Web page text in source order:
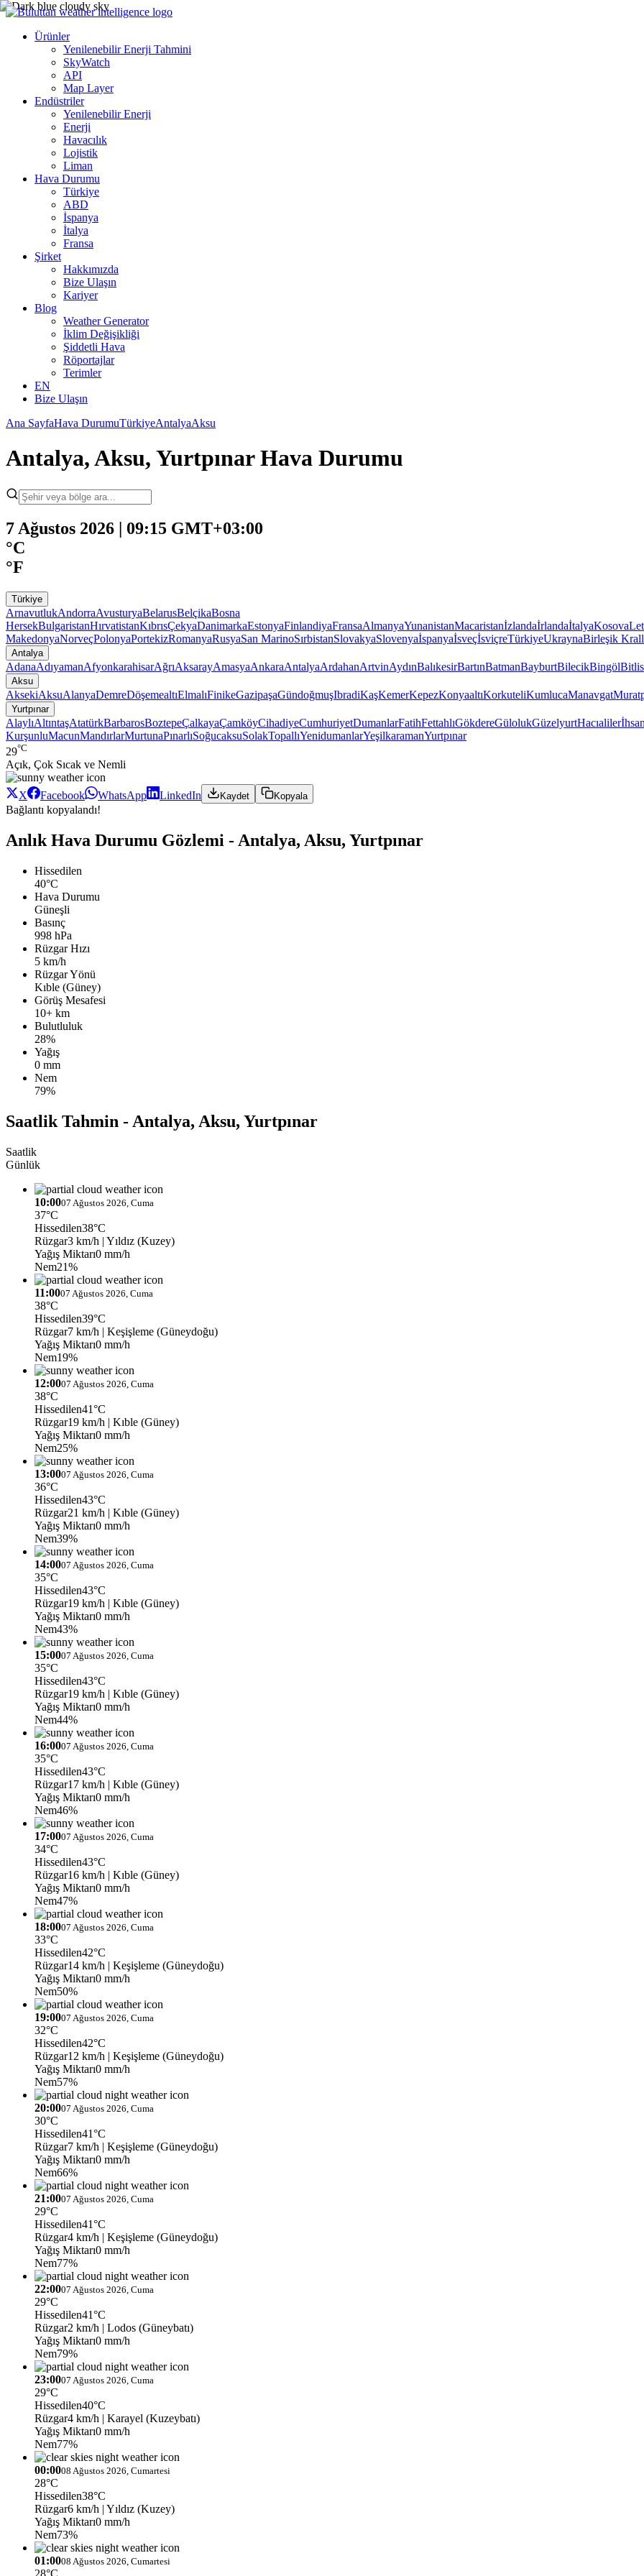
Ürünler
Yenilenebilir Enerji Tahmini
SkyWatch
API
Map Layer
Endüstriler
Yenilenebilir Enerji
Enerji
Havacılık
Lojistik
Liman
Hava Durumu
Türkiye
ABD
İspanya
İtalya
Fransa
Şirket
Hakkımızda
Bize Ulaşın
Kariyer
Blog
Weather Generator
İklim Değişikliği
Şiddetli Hava
Röportajlar
Terimler
EN
Bize Ulaşın
Ana SayfaHava DurumuTürkiyeAntalyaAksu
Antalya, Aksu, Yurtpınar Hava Durumu
7 Ağustos 2026 | 09:15 GMT+03:00
°C
°F
Türkiye
ArnavutlukAndorraAvusturyaBelarusBelçikaBosna
HersekBulgaristanHırvatistanKıbrısÇekyaDanimarkaEstonyaFinlandiyaFransaAlmanyaYunanistanMacaristanİzlandaİrlandaİtalyaKosova
MakedonyaNorveçPolonyaPortekizRomanyaRusyaSan MarinoSırbistanSlovakyaSlovenyaİspanyaİsveçİsviçreTürkiyeUkraynaBirleşik
Antalya
AdanaAdıyamanAfyonkarahisarAğrıAksarayAmasyaAnkaraAntalyaArdahanArtvinAydınBalıkesirBartınBatmanBayburtBilecikBingölBitlis
Aksu
AksekiAksuAlanyaDemreDöşemealtıElmalıFinikeGazipaşaGündoğmuşIbradiKaşKemerKepezKonyaaltıKorkuteliKumlucaManavgat
Yurtpınar
AlaylıAltıntaşAtatürkBarbarosBoztepeÇalkayaÇamköyCihadiyeCumhuriyetDumanlarFatihFettahlıGökdereGülolukGüzelyurtHacıaliler
KurşunluMacunMandırlarMurtunaPınarlıSoğucaksuSolakTopallıYenidumanlarYeşilkaramanYurtpınar
29°C
Açık, Çok Sıcak ve Nemli
X Facebook WhatsApp LinkedIn Kaydet Kopyala
Bağlantı kopyalandı!
Anlık Hava Durumu Gözlemi - Antalya, Aksu, Yurtpınar
Hissedilen
40°C
Hava Durumu
Güneşli
Basınç
998 hPa
Rüzgar Hızı
5 km/h
Rüzgar Yönü
Kıble (Güney)
Görüş Mesafesi
10+ km
Bulutluluk
28%
Yağış
0 mm
Nem
79%
Saatlik Tahmin - Antalya, Aksu, Yurtpınar
Saatlik
Günlük
10:0007 Ağustos 2026, Cuma
37°C
Hissedilen38°C
Rüzgar3 km/h | Yıldız (Kuzey)
Yağış Miktarı0 mm/h
Nem21%
11:0007 Ağustos 2026, Cuma
38°C
Hissedilen39°C
Rüzgar7 km/h | Keşişleme (Güneydoğu)
Yağış Miktarı0 mm/h
Nem19%
12:0007 Ağustos 2026, Cuma
38°C
Hissedilen41°C
Rüzgar19 km/h | Kıble (Güney)
Yağış Miktarı0 mm/h
Nem25%
13:0007 Ağustos 2026, Cuma
36°C
Hissedilen43°C
Rüzgar21 km/h | Kıble (Güney)
Yağış Miktarı0 mm/h
Nem39%
14:0007 Ağustos 2026, Cuma
35°C
Hissedilen43°C
Rüzgar19 km/h | Kıble (Güney)
Yağış Miktarı0 mm/h
Nem43%
15:0007 Ağustos 2026, Cuma
35°C
Hissedilen43°C
Rüzgar19 km/h | Kıble (Güney)
Yağış Miktarı0 mm/h
Nem44%
16:0007 Ağustos 2026, Cuma
35°C
Hissedilen43°C
Rüzgar17 km/h | Kıble (Güney)
Yağış Miktarı0 mm/h
Nem46%
17:0007 Ağustos 2026, Cuma
34°C
Hissedilen43°C
Rüzgar16 km/h | Kıble (Güney)
Yağış Miktarı0 mm/h
Nem47%
18:0007 Ağustos 2026, Cuma
33°C
Hissedilen42°C
Rüzgar14 km/h | Keşişleme (Güneydoğu)
Yağış Miktarı0 mm/h
Nem50%
19:0007 Ağustos 2026, Cuma
32°C
Hissedilen42°C
Rüzgar12 km/h | Keşişleme (Güneydoğu)
Yağış Miktarı0 mm/h
Nem57%
20:0007 Ağustos 2026, Cuma
30°C
Hissedilen41°C
Rüzgar7 km/h | Keşişleme (Güneydoğu)
Yağış Miktarı0 mm/h
Nem66%
21:0007 Ağustos 2026, Cuma
29°C
Hissedilen41°C
Rüzgar4 km/h | Keşişleme (Güneydoğu)
Yağış Miktarı0 mm/h
Nem77%
22:0007 Ağustos 2026, Cuma
29°C
Hissedilen41°C
Rüzgar2 km/h | Lodos (Güneybatı)
Yağış Miktarı0 mm/h
Nem79%
23:0007 Ağustos 2026, Cuma
29°C
Hissedilen40°C
Rüzgar4 km/h | Karayel (Kuzeybatı)
Yağış Miktarı0 mm/h
Nem77%
00:0008 Ağustos 2026, Cumartesi
28°C
Hissedilen38°C
Rüzgar6 km/h | Yıldız (Kuzey)
Yağış Miktarı0 mm/h
Nem73%
01:0008 Ağustos 2026, Cumartesi
28°C